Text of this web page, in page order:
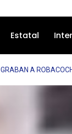
Estatal
GRABAN A